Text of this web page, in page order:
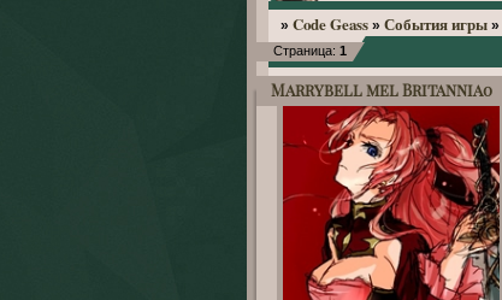
» Code Geass » События игры »
Страница: 1
Marrybell mel Britannia0